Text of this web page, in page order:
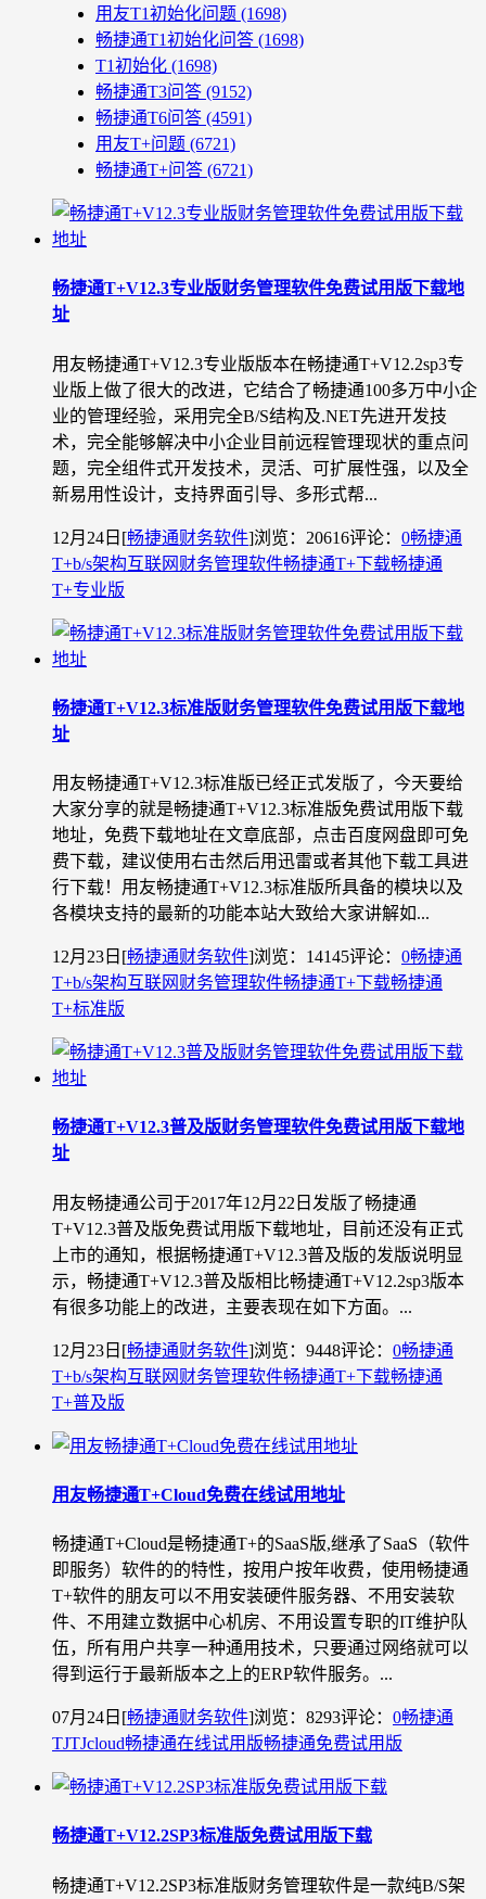
用友T1初始化问题 (1698)
畅捷通T1初始化问答 (1698)
T1初始化 (1698)
畅捷通T3问答 (9152)
畅捷通T6问答 (4591)
用友T+问题 (6721)
畅捷通T+问答 (6721)
畅捷通T+V12.3专业版财务管理软件免费试用版下载地
址
用友畅捷通T+V12.3专业版版本在畅捷通T+V12.2sp3专
业版上做了很大的改进，它结合了畅捷通100多万中小企
业的管理经验，采用完全B/S结构及.NET先进开发技
术，完全能够解决中小企业目前远程管理现状的重点问
题，完全组件式开发技术，灵活、可扩展性强，以及全
新易用性设计，支持界面引导、多形式帮...
12月24日 [畅捷通财务软件]浏览：20616评论： 0畅捷通
T+b/s架构互联网财务管理软件畅捷通T+下载畅捷通
T+专业版
畅捷通T+V12.3标准版财务管理软件免费试用版下载地
址
用友畅捷通T+V12.3标准版已经正式发版了，今天要给
大家分享的就是畅捷通T+V12.3标准版免费试用版下载
地址，免费下载地址在文章底部，点击百度网盘即可免
费下载，建议使用右击然后用迅雷或者其他下载工具进
行下载！用友畅捷通T+V12.3标准版所具备的模块以及
各模块支持的最新的功能本站大致给大家讲解如...
12月23日 [畅捷通财务软件]浏览：14145评论： 0畅捷通
T+b/s架构互联网财务管理软件畅捷通T+下载畅捷通
T+标准版
畅捷通T+V12.3普及版财务管理软件免费试用版下载地
址
用友畅捷通公司于2017年12月22日发版了畅捷通
T+V12.3普及版免费试用版下载地址，目前还没有正式
上市的通知，根据畅捷通T+V12.3普及版的发版说明显
示，畅捷通T+V12.3普及版相比畅捷通T+V12.2sp3版本
有很多功能上的改进，主要表现在如下方面。...
12月23日 [畅捷通财务软件]浏览：9448评论： 0畅捷通
T+b/s架构互联网财务管理软件畅捷通T+下载畅捷通
T+普及版
用友畅捷通T+Cloud免费在线试用地址
畅捷通T+Cloud是畅捷通T+的SaaS版,继承了SaaS（软件
即服务）软件的的特性，按用户按年收费，使用畅捷通
T+软件的朋友可以不用安装硬件服务器、不用安装软
件、不用建立数据中心机房、不用设置专职的IT维护队
伍，所有用户共享一种通用技术，只要通过网络就可以
得到运行于最新版本之上的ERP软件服务。...
07月24日 [畅捷通财务软件]浏览：8293评论： 0畅捷通
TJTJcloud畅捷通在线试用版畅捷通免费试用版
​畅捷通T+V12.2SP3标准版免费试用版下载
畅捷通T+V12.2SP3标准版财务管理软件是一款纯B/S架